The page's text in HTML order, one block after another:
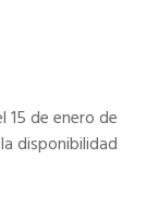
15 de enero de
disponibilidad